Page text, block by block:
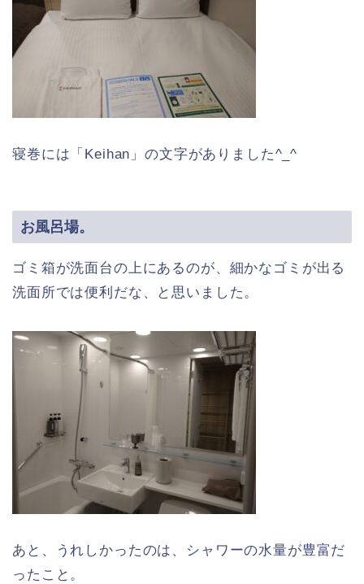
寝巻には「Keihan」の文字がありました^_^
お風呂場。
ゴミ箱が洗面台の上にあるのが、細かなゴミが出る
洗面所では便利だな、と思いました。
あと、うれしかったのは、シャワーの水量が豊富だ
ったこと。